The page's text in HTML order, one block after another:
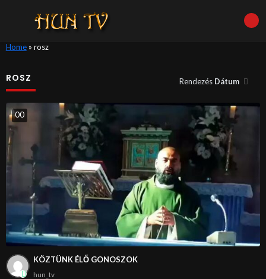
Home» rosz
ROSZ Rendezés Dátum
00
KÖZTÜNK ÉLŐ GONOSZOK
hun_tv